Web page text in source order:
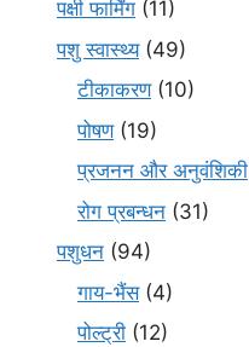
पक्षी फार्मिंग (11)
पशु स्वास्थ्य(49)
टीकाकरण(10)
पोषण(19)
प्रजनन और अनुवंशिकी
रोग प्रबन्धन (31)
पशुधन (94)
गाय-भैंस(4)
पोल्ट्री (12)